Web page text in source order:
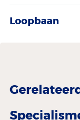
Loopbaan